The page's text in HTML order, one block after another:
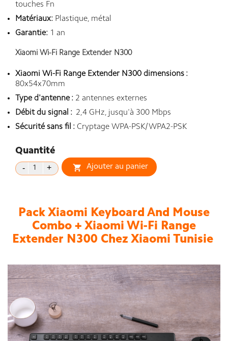
touches Fn
Matériaux: Plastique, métal
Garantie: 1 an
Xiaomi Wi-Fi Range Extender N300
Xiaomi Wi-Fi Range Extender N300 dimensions :
80x54x70mm
Type d'antenne : 2 antennes externes
Débit du signal : 2,4 GHz, jusqu'à 300 Mbps
Sécurité sans fil : Cryptage WPA-PSK/WPA2-PSK
Quantité
 Ajouter au panier
Pack Xiaomi Keyboard And Mouse
Combo + Xiaomi Wi-Fi Range
Extender N300 Chez Xiaomi Tunisie